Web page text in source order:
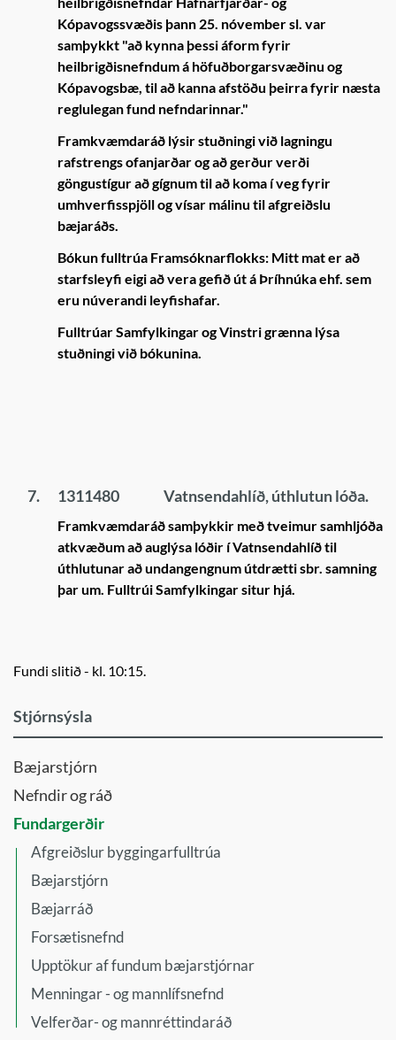
Kópavogssvæðis þann 25. nóvember sl. var
samþykkt "að kynna þessi áform fyrir
heilbrigðisnefndum á höfuðborgarsvæðinu og
Kópavogsbæ, til að kanna afstöðu þeirra fyrir næsta
reglulegan fund nefndarinnar."
Framkvæmdaráð lýsir stuðningi við lagningu
rafstrengs ofanjarðar og að gerður verði
göngustígur að gígnum til að koma í veg fyrir
umhverfisspjöll og vísar málinu til afgreiðslu
bæjaráðs.
Bókun fulltrúa Framsóknarflokks: Mitt mat er að
starfsleyfi eigi að vera gefið út á Þríhnúka ehf. sem
eru núverandi leyfishafar.
Fulltrúar Samfylkingar og Vinstri grænna lýsa
stuðningi við bókunina.
7. 1311480 Vatnsendahlíð, úthlutun lóða.
Framkvæmdaráð samþykkir með tveimur samhljóða
atkvæðum að auglýsa lóðir í Vatnsendahlíð til
úthlutunar að undangengnum útdrætti sbr. samning
þar um. Fulltrúi Samfylkingar situr hjá.
Fundi slitið - kl. 10:15.
Stjórnsýsla
Bæjarstjórn
Nefndir og ráð
Fundargerðir
Afgreiðslur byggingarfulltrúa
Bæjarstjórn
Bæjarráð
Forsætisnefnd
Upptökur af fundum bæjarstjórnar
Menningar - og mannlífsnefnd
Velferðar- og mannréttindaráð